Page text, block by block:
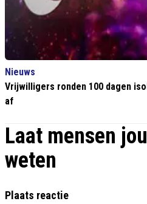
Nieuws
Vrijwilligers ronden 100 dagen
af
Laat mensen
weten
Plaats reactie